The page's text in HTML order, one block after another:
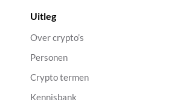
Uitleg
Over crypto’s
Personen
Crypto termen
Kennisbank